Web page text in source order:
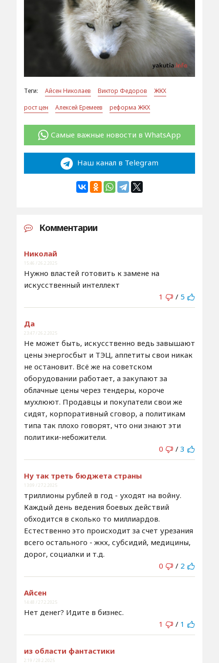
Теги: Айсен Николаев Виктор Федоров
ЖКХ
рост цен
Алексей Еремеев реформа ЖКХ
Самые важные новости в WhatsApp
Наш канал в Telegram
Комментарии
Николай
15:46 / 26.2.2025
Нужно властей готовить к замене на
искусственный интеллект
1
/ 5
Да
23:47 / 26.2.2025
Не может быть, искусственно ведь завышают
цены энергосбыт и ТЭЦ, аппетиты свои никак
не остановит. Всё же на советском
оборудовании работает, а закупают за
облачные цены через тендеры, короче
мухлюют. Продавцы и покупатели свои же
сидят, корпоративный сговор, а политикам
типа так плохо говорят, что они знают эти
политики-небожители.
0
/ 3
Ну так треть бюджета страны
13:09 / 27.2.2025
триллионы рублей в год - уходят на войну.
Каждый день ведения боевых действий
обходится в сколько то миллиардов.
Естественно это происходит за счет урезания
всего остального - жкх, субсидий, медицины,
дорог, социалки и т.д.
0
/ 2
Айсен
14:48 / 27.2.2025
Нет денег? Идите в бизнес.
1
/ 1
из области фантастики
2:19 / 28.2.2025